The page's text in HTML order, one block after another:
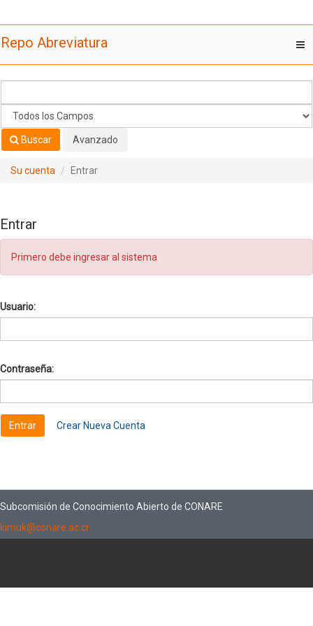
Repo Abreviatura
Buscar Avanzado
Su cuenta Entrar
Entrar
Primero debe ingresar al sistema
Usuario:
Contraseña:
Crear Nueva Cuenta
Subcomisión de Conocimiento Abierto de CONARE
kimuk@conare.ac.cr